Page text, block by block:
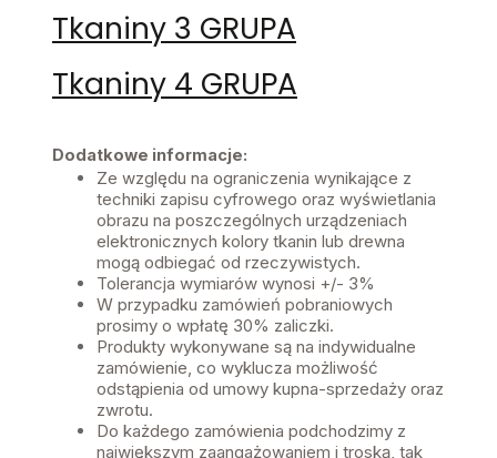
Tkaniny 3 GRUPA
Tkaniny 4 GRUPA
Dodatkowe informacje:
Ze względu na ograniczenia wynikające z
techniki zapisu cyfrowego oraz wyświetlania
obrazu na poszczególnych urządzeniach
elektronicznych kolory tkanin lub drewna
mogą odbiegać od rzeczywistych.
Tolerancja wymiarów wynosi +/- 3%
W przypadku zamówień pobraniowych
prosimy o wpłatę 30% zaliczki.
Produkty wykonywane są na indywidualne
zamówienie, co wyklucza możliwość
odstąpienia od umowy kupna-sprzedaży oraz
zwrotu.
Do każdego zamówienia podchodzimy z
największym zaangażowaniem i troską, tak